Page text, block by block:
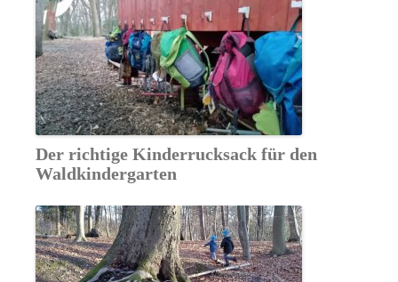
Der richtige Kinderrucksack für den
Waldkindergarten